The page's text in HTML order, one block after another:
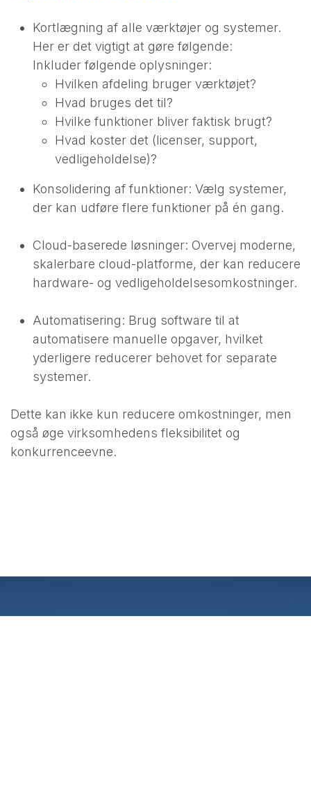
Kortlægning af alle værktøjer og systemer.
Her er det vigtigt at gøre følgende:
Inkluder følgende oplysninger:
Hvilken afdeling bruger værktøjet?
Hvad bruges det til?
Hvilke funktioner bliver faktisk brugt?
Hvad koster det (licenser, support,
vedligeholdelse)?
Konsolidering af funktioner: Vælg systemer,
der kan udføre flere funktioner på én gang.
Cloud-baserede løsninger: Overvej moderne,
skalerbare cloud-platforme, der kan reducere
hardware- og vedligeholdelsesomkostninger.
Automatisering: Brug software til at
automatisere manuelle opgaver, hvilket
yderligere reducerer behovet for separate
systemer.
Dette kan ikke kun reducere omkostninger, men
også øge virksomhedens fleksibilitet og
konkurrenceevne.